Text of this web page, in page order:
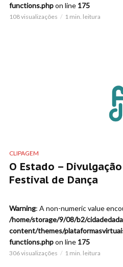
functions.phpon line 175
108 visualizações 1 min. leitura
CLIPAGEM
O Estado –
Festival de Dança
Warning: A non-numeric value
/home/storage/9/08/b2/
content/themes/
functions.phpon line 175
306 visualizações 1 min. leitura